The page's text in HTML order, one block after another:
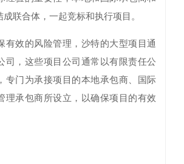
联合体，一起竞标和执行项目。
有效的风险管理，沙特的大型项目通
司，这些项目公司通常以有限责任公
专门为承接项目的本地承包商、国际
理承包商所设立，以确保项目的有效